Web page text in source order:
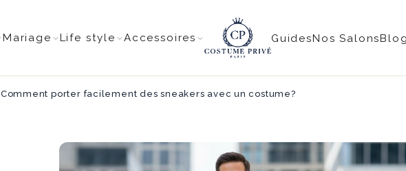
Mariage Life style Accessoires GuidesNos SalonsBlog
Comment porter facilement des sneakers avec un costume?